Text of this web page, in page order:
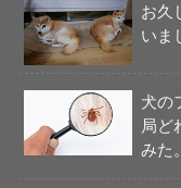
お久
いま
犬の
局ど
みた。